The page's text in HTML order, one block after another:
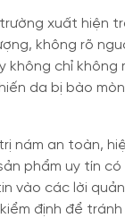
xuất hiện
không rõ
không chỉ không
da bị bào
nám an toàn,
phẩm uy tín
vào các lời
định để